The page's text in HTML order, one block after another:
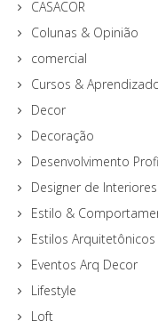
CASACOR
Colunas & Opinião
comercial
Cursos &
Decor
Decoração
Desenvolvimento
Designer de Interiores
Estilo &
Estilos Arquitetônicos
Eventos Arq Decor
Lifestyle
Loft